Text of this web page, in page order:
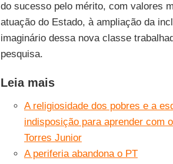
do sucesso pelo mérito, com valores
atuação do Estado, à ampliação da
imaginário dessa nova classe
pesquisa.
Leia mais
A religiosidade dos pobres e a
indisposição para aprender com
Torres Junior
A periferia abandona o PT